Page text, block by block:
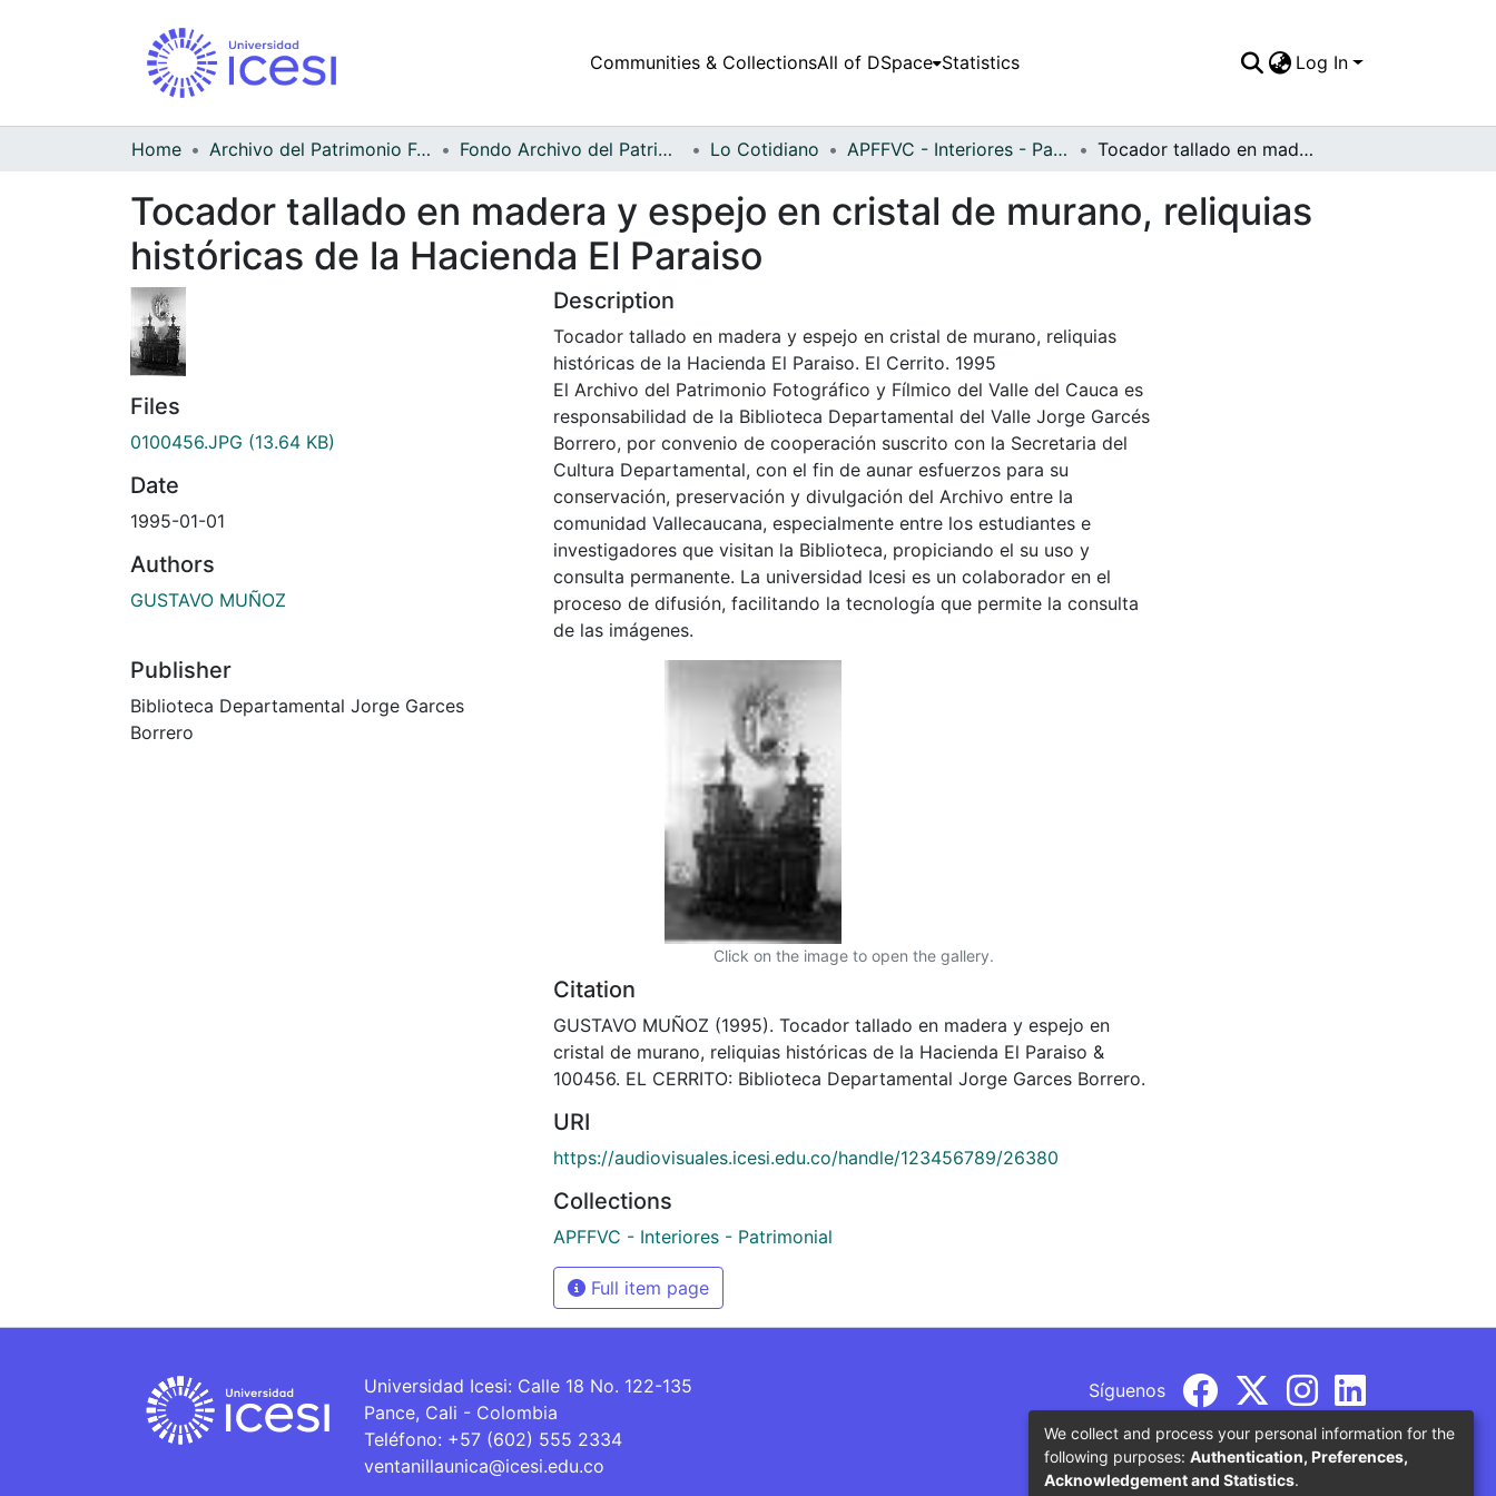
Communities & CollectionsAll of DSpace Statistics Log In
Home Archivo del Patrimonio Fotográfico y Fílmico del Valle del Cauca Fondo Archivo del Patrimonio Fotográfico y Fílmico del Valle del Cauca Lo Cotidiano APFFVC - Interiores - Patrimonial Tocador tallado en madera y espejo en cristal de murano, reliquias históricas de la Hacienda El Paraiso
Tocador tallado en madera y espejo en cristal de murano, reliquias
históricas de la Hacienda El Paraiso
Files
0100456.JPG (13.64 KB)
Date
1995-01-01
Authors
GUSTAVO MUÑOZ
Publisher
Biblioteca Departamental Jorge Garces
Borrero
Description
Tocador tallado en madera y espejo en cristal de murano, reliquias
históricas de la Hacienda El Paraiso. El Cerrito. 1995
El Archivo del Patrimonio Fotográfico y Fílmico del Valle del Cauca es
responsabilidad de la Biblioteca Departamental del Valle Jorge Garcés
Borrero, por convenio de cooperación suscrito con la Secretaria del
Cultura Departamental, con el fin de aunar esfuerzos para su
conservación, preservación y divulgación del Archivo entre la
comunidad Vallecaucana, especialmente entre los estudiantes e
investigadores que visitan la Biblioteca, propiciando el su uso y
consulta permanente. La universidad Icesi es un colaborador en el
proceso de difusión, facilitando la tecnología que permite la consulta
de las imágenes.
Click on the image to open the gallery.
Citation
GUSTAVO MUÑOZ (1995). Tocador tallado en madera y espejo en
cristal de murano, reliquias históricas de la Hacienda El Paraiso &
100456. EL CERRITO: Biblioteca Departamental Jorge Garces Borrero.
URI
https://audiovisuales.icesi.edu.co/handle/123456789/26380
Collections
APFFVC - Interiores - Patrimonial
Full item page
Universidad Icesi: Calle 18 No. 122-135
Pance, Cali - Colombia
Teléfono: +57 (602) 555 2334
ventanillaunica@icesi.edu.co
Síguenos
We collect and process your personal information for the
following purposes: Authentication, Preferences,
Acknowledgement and Statistics.